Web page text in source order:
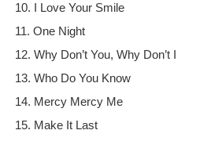
10. I Love Your Smile
11. One Night
12. Why Don’t You, Why Don’t I
13. Who Do You Know
14. Mercy Mercy Me
15. Make It Last